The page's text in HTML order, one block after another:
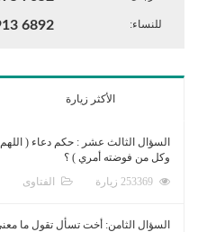
للنساء: 6892
الأكثر زيارة
السؤال الثالث عشر : حكم دعاء (
وكل من فوضته أمري ) ؟
الفتاوى
السؤال الثامن: أخت تسأل تقول ما